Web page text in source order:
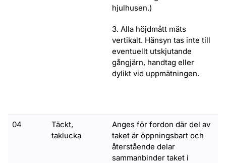
hjulhusen.)
3. Alla höjdmått mäts
vertikalt. Hänsyn tas inte till
eventuellt utskjutande
gångjärn, handtag eller
dylikt vid uppmätningen.
04
Täckt,
taklucka
Anges för fordon där del av
taket är öppningsbart och
återstående delar
sammanbinder taket i